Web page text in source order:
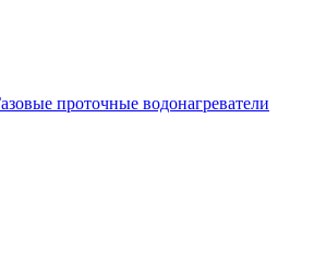
проточные водонагреватели